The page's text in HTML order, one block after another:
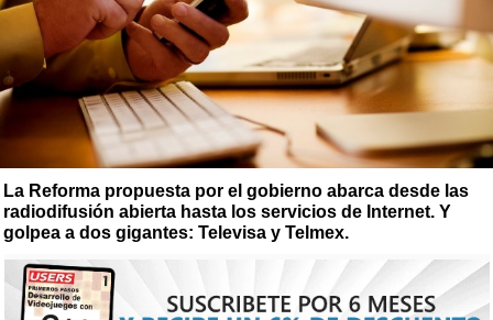
La Reforma propuesta por el gobierno abarca desde las
radiodifusión abierta hasta los servicios de Internet. Y
golpea a dos gigantes: Televisa y Telmex.